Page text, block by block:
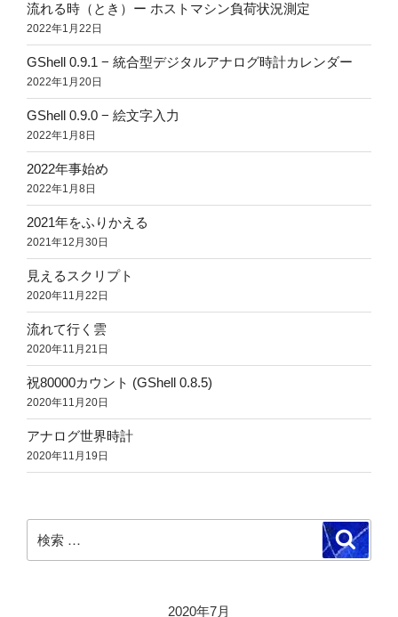
流れる時（とき）ー ホストマシン負荷状況測定
2022年1月22日
GShell 0.9.1 − 統合型デジタルアナログ時計カレンダー
2022年1月20日
GShell 0.9.0 − 絵文字入力
2022年1月8日
2022年事始め
2022年1月8日
2021年をふりかえる
2021年12月30日
見えるスクリプト
2020年11月22日
流れて行く雲
2020年11月21日
祝80000カウント (GShell 0.8.5)
2020年11月20日
アナログ世界時計
2020年11月19日
索:
検
索
2020年7月